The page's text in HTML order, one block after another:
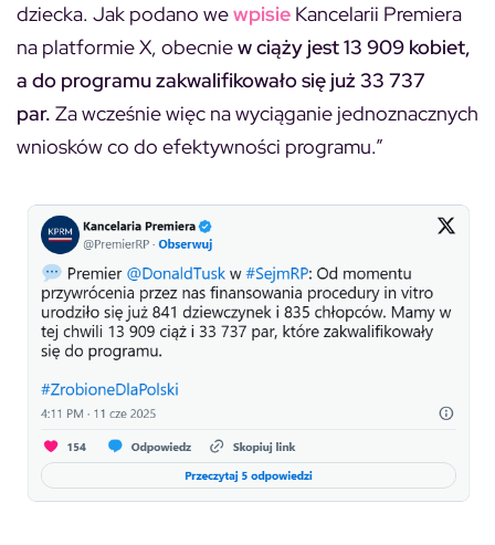
dziecka. Jak podano wewpisie Kancelarii Premiera
na platformie X, obecniew ciąży jest 13 909 kobiet,
a do programu zakwalifikowało się już 33 737
par. Za wcześnie więc na wyciąganie jednoznacznych
wniosków co do efektywności programu.”